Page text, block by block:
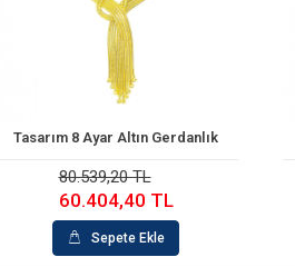
Sepete Ekle
Gurmet 14 Ayar Altın Gerdanlık
204.863,60 TL
176.019,70 TL
Sepete Ekle